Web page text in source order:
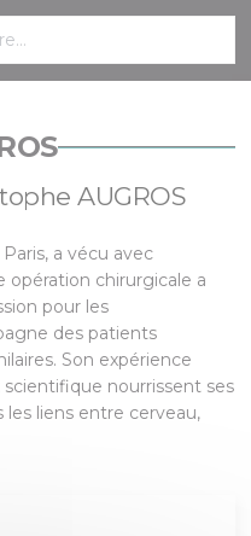
AUGROS
a vécu avec
opération chirurgicale a
pour les
des patients
Son expérience
nourrissent ses
liens entre cerveau,